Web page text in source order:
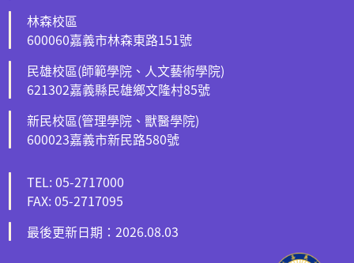
林森校區
600060嘉義市林森東路151號
民雄校區(師範學院、人文藝術學院)
621302嘉義縣民雄鄉文隆村85號
新民校區(管理學院、獸醫學院)
600023嘉義市新民路580號
TEL: 05-2717000
FAX: 05-2717095
最後更新日期：2026.08.03